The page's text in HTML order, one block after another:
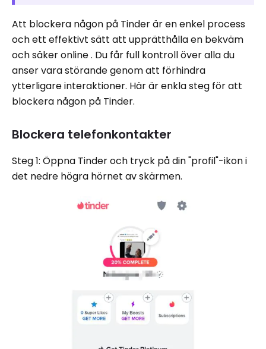
Att blockera någon på Tinder är en enkel process
och ett effektivt sätt att upprätthålla en bekväm
och säker online . Du får full kontroll över alla du
anser vara störande genom att förhindra
ytterligare interaktioner. Här är enkla steg för att
blockera någon på Tinder.
Blockera telefonkontakter
Steg 1: Öppna Tinder och tryck på din "profil"-ikon i
det nedre högra hörnet av skärmen.